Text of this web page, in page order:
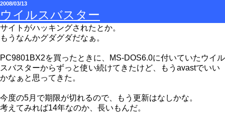
2008/03/13
ウイルスバスター
サイトがハッキングされたとか。
もうなんかグダグダだなぁ。
PC9801BX2を買ったときに、MS-DOS6.0に付いていたウイル
スバスターからずっと使い続けてきたけど、もうavastでいい
かなぁと思ってきた。
今度の5月で期限が切れるので、もう更新はなしかな。
考えてみれば14年なのか、長いもんだ。